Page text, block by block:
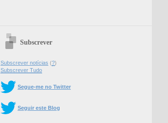
Subscrever
Subscrever notícias (?)
Subscrever Tudo
Segue-me no Twitter
Seguir este Blog